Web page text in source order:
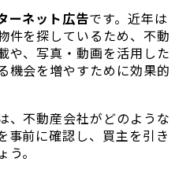
ーネット広告です。近年は
件を探しているため、不動
や、写真・動画を活用した
機会を増やすために効果的
、不動産会社がどのような
事前に確認し、買主を引き
。